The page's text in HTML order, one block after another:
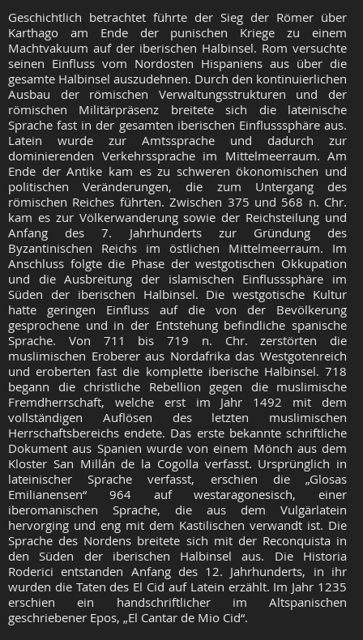
Geschichtlich betrachtet führte der Sieg der Römer über
Karthago am Ende der punischen Kriege zu einem
Machtvakuum auf der iberischen Halbinsel. Rom versuchte
seinen Einfluss vom Nordosten Hispaniens aus über die
gesamte Halbinsel auszudehnen. Durch den kontinuierlichen
Ausbau der römischen Verwaltungsstrukturen und der
römischen Militärpräsenz breitete sich die lateinische
Sprache fast in der gesamten iberischen Einflusssphäre aus.
Latein wurde zur Amtssprache und dadurch zur
dominierenden Verkehrssprache im Mittelmeerraum. Am
Ende der Antike kam es zu schweren ökonomischen und
politischen Veränderungen, die zum Untergang des
römischen Reiches führten. Zwischen 375 und 568 n. Chr.
kam es zur Völkerwanderung sowie der Reichsteilung und
Anfang des 7. Jahrhunderts zur Gründung des
Byzantinischen Reichs im östlichen Mittelmeerraum. Im
Anschluss folgte die Phase der westgotischen Okkupation
und die Ausbreitung der islamischen Einflusssphäre im
Süden der iberischen Halbinsel. Die westgotische Kultur
hatte geringen Einfluss auf die von der Bevölkerung
gesprochene und in der Entstehung befindliche spanische
Sprache. Von 711 bis 719 n. Chr. zerstörten die
muslimischen Eroberer aus Nordafrika das Westgotenreich
und eroberten fast die komplette iberische Halbinsel. 718
begann die christliche Rebellion gegen die muslimische
Fremdherrschaft, welche erst im Jahr 1492 mit dem
vollständigen Auflösen des letzten muslimischen
Herrschaftsbereichs endete. Das erste bekannte schriftliche
Dokument aus Spanien wurde von einem Mönch aus dem
Kloster San Millán de la Cogolla verfasst. Ursprünglich in
lateinischer Sprache verfasst, erschien die „Glosas
Emilianensen“ 964 auf westaragonesisch, einer
iberomanischen Sprache, die aus dem Vulgärlatein
hervorging und eng mit dem Kastilischen verwandt ist. Die
Sprache des Nordens breitete sich mit der Reconquista in
den Süden der iberischen Halbinsel aus. Die Historia
Roderici entstanden Anfang des 12. Jahrhunderts, in ihr
wurden die Taten des El Cid auf Latein erzählt. Im Jahr 1235
erschien ein handschriftlicher im Altspanischen
geschriebener Epos, „El Cantar de Mio Cid“.